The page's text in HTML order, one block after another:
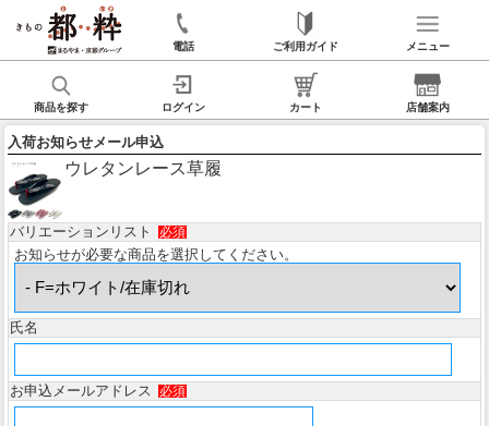
電話 ご利用ガイド メニュー
商品を探す ログイン カート 店舗案内
入荷お知らせメール申込
ウレタンレース草履
バリエーションリスト 必須
お知らせが必要な商品を選択してください。
氏名
お申込メールアドレス 必須